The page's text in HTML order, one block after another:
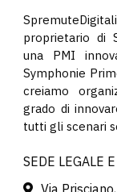
proprietario di
una PMI
Symphonie
creiamo
grado di
tutti gli scenari
SEDE LEGALE